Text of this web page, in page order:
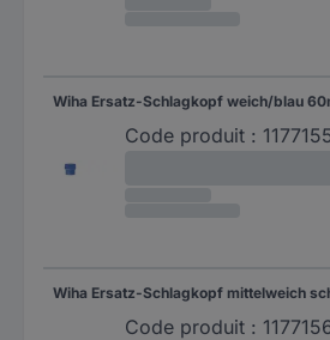
Code produit :
Code produit :